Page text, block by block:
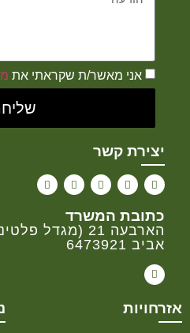
אזרחויות
יצירת קשר
כתובת המשרד
אביב 6473921
אני מאשר/ת שקראתי את